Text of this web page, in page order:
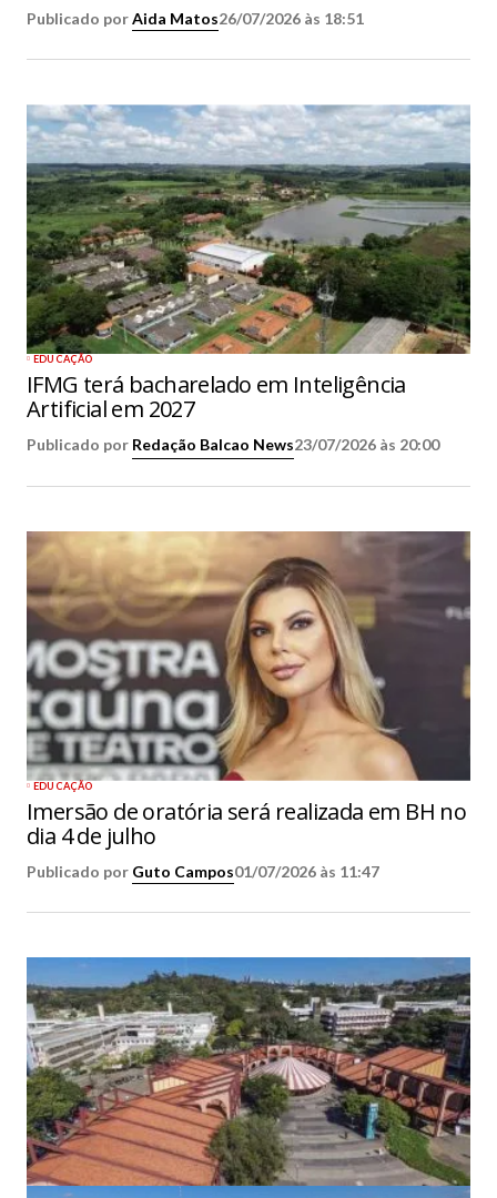
Publicado porAida Matos26/07/2026 às 18:51
EDUCAÇÃO
IFMG terá bacharelado em Inteligência
Artificial em 2027
Publicado por Redação Balcao News23/07/2026 às 20:00
EDUCAÇÃO
Imersão de oratória será realizada em BH no
dia 4 de julho
Publicado por Guto Campos01/07/2026 às 11:47